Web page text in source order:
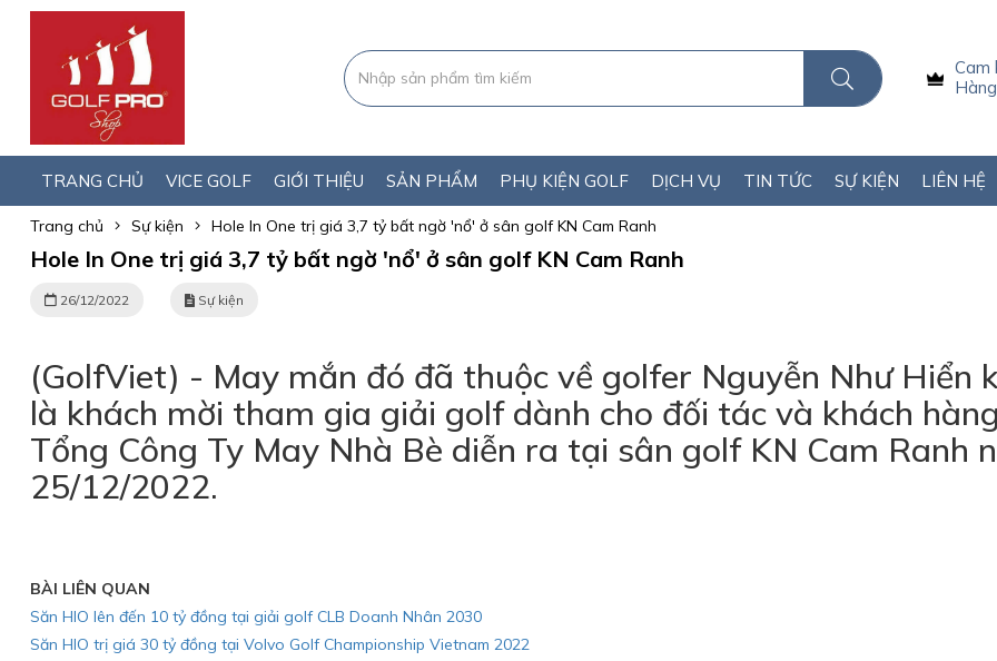
Cam
TRANG CHỦ VICE GOLF GIỚI THIỆU SẢN PHẨM PHỤ KIỆN GOLF DỊCH VỤ TIN TỨC SỰ KIỆN LIÊN HỆ
Trang chủ Sự kiện Hole In One trị giá 3,7 tỷ bất ngờ 'nổ' ở sân golf KN Cam Ranh
Hole In One trị giá 3,7 tỷ bất ngờ 'nổ' ở sân golf KN Cam Ranh
26/12/2022 Sự kiện
(GolfViet) - May mắn đó đã thuộc về golfer Nguyễn Như Hiển
là khách mời tham gia giải golf dành cho đối tác và khách
Tổng Công Ty May Nhà Bè diễn ra tại sân golf KN Cam Ranh
25/12/2022.
BÀI LIÊN QUAN
Săn HIO lên đến 10 tỷ đồng tại giải golf CLB Doanh Nhân 2030
Săn HIO trị giá 30 tỷ đồng tại Volvo Golf Championship Vietnam 2022